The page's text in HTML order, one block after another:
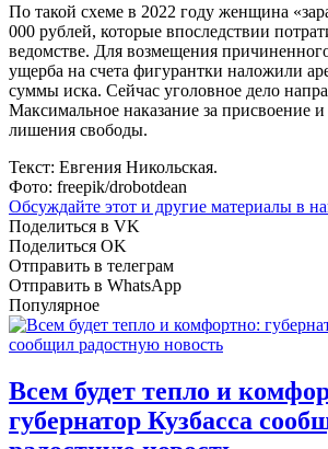
По такой схеме в 2022 году женщина
000 рублей, которые впоследствии
ведомстве. Для возмещения
ущерба на счета фигурантки наложили
суммы иска. Сейчас уголовное дело
Максимальное наказание за присвоение и
лишения свободы.
Текст: Евгения Никольская.
Фото: freepik/drobotdean
Обсуждайте этот и другие материалы в
Поделиться в VK
Поделиться OK
Отправить в телеграм
Отправить в WhatsApp
Популярное
Всем будет тепло и
губернатор Кузбасса